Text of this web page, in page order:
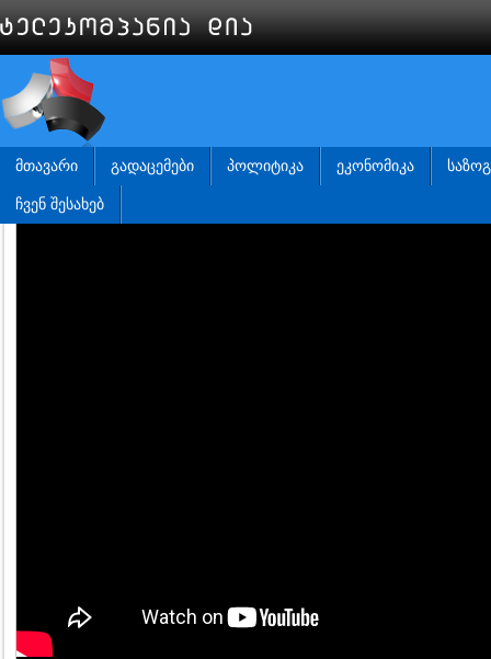
ᲛᲗᲐᲕᲐᲠᲘ ᲒᲐᲓᲐᲪᲔᲛᲔᲑᲘ ᲞᲝᲚᲘᲢᲘᲙᲐ ᲔᲙᲝᲜᲝᲛᲘᲙᲐ
ᲩᲕᲔᲜ ᲨᲔᲡᲐᲮᲔᲑ